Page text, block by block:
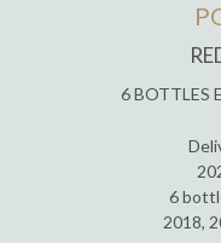
6 BOTTLES
6
2018,